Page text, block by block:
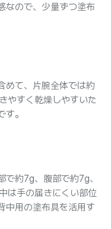
なので、少量ずつ塗布
めて、片腕全体では約
やすく乾燥しやすいた
。
約7g、腹部で約7g、
は手の届きにくい部位
中用の塗布具を活用す